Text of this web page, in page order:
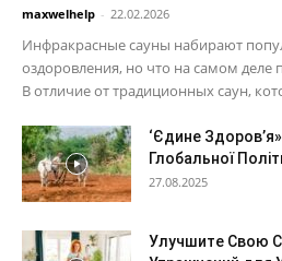
maxwelhelp - 22.02.2026
Инфракрасные сауны набирают
оздоровления, но что на самом деле
В отличие от традиционных саун,
‘Єдине
Глобальної
27.08.2025
Улучшите Свою